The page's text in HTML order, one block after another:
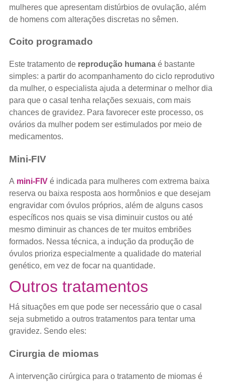
mulheres que apresentam distúrbios de ovulação, além
de homens com alterações discretas no sêmen.
Coito programado
Este tratamento de reprodução humanaé bastante
simples: a partir do acompanhamento do ciclo reprodutivo
da mulher, o especialista ajuda a determinar o melhor dia
para que o casal tenha relações sexuais, com mais
chances de gravidez. Para favorecer este processo, os
ovários da mulher podem ser estimulados por meio de
medicamentos.
Mini-FIV
A mini-FIVé indicada para mulheres com extrema baixa
reserva ou baixa resposta aos hormônios e que desejam
engravidar com óvulos próprios, além de alguns casos
específicos nos quais se visa diminuir custos ou até
mesmo diminuir as chances de ter muitos embriões
formados. Nessa técnica, a indução da produção de
óvulos prioriza especialmente a qualidade do material
genético, em vez de focar na quantidade.
Outros tratamentos
Há situações em que pode ser necessário que o casal
seja submetido a outros tratamentos para tentar uma
gravidez. Sendo eles:
Cirurgia de miomas
A intervenção cirúrgica para o tratamento de miomas é